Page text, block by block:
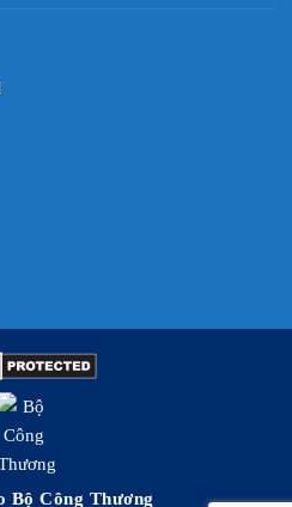
Bộ Công Thương